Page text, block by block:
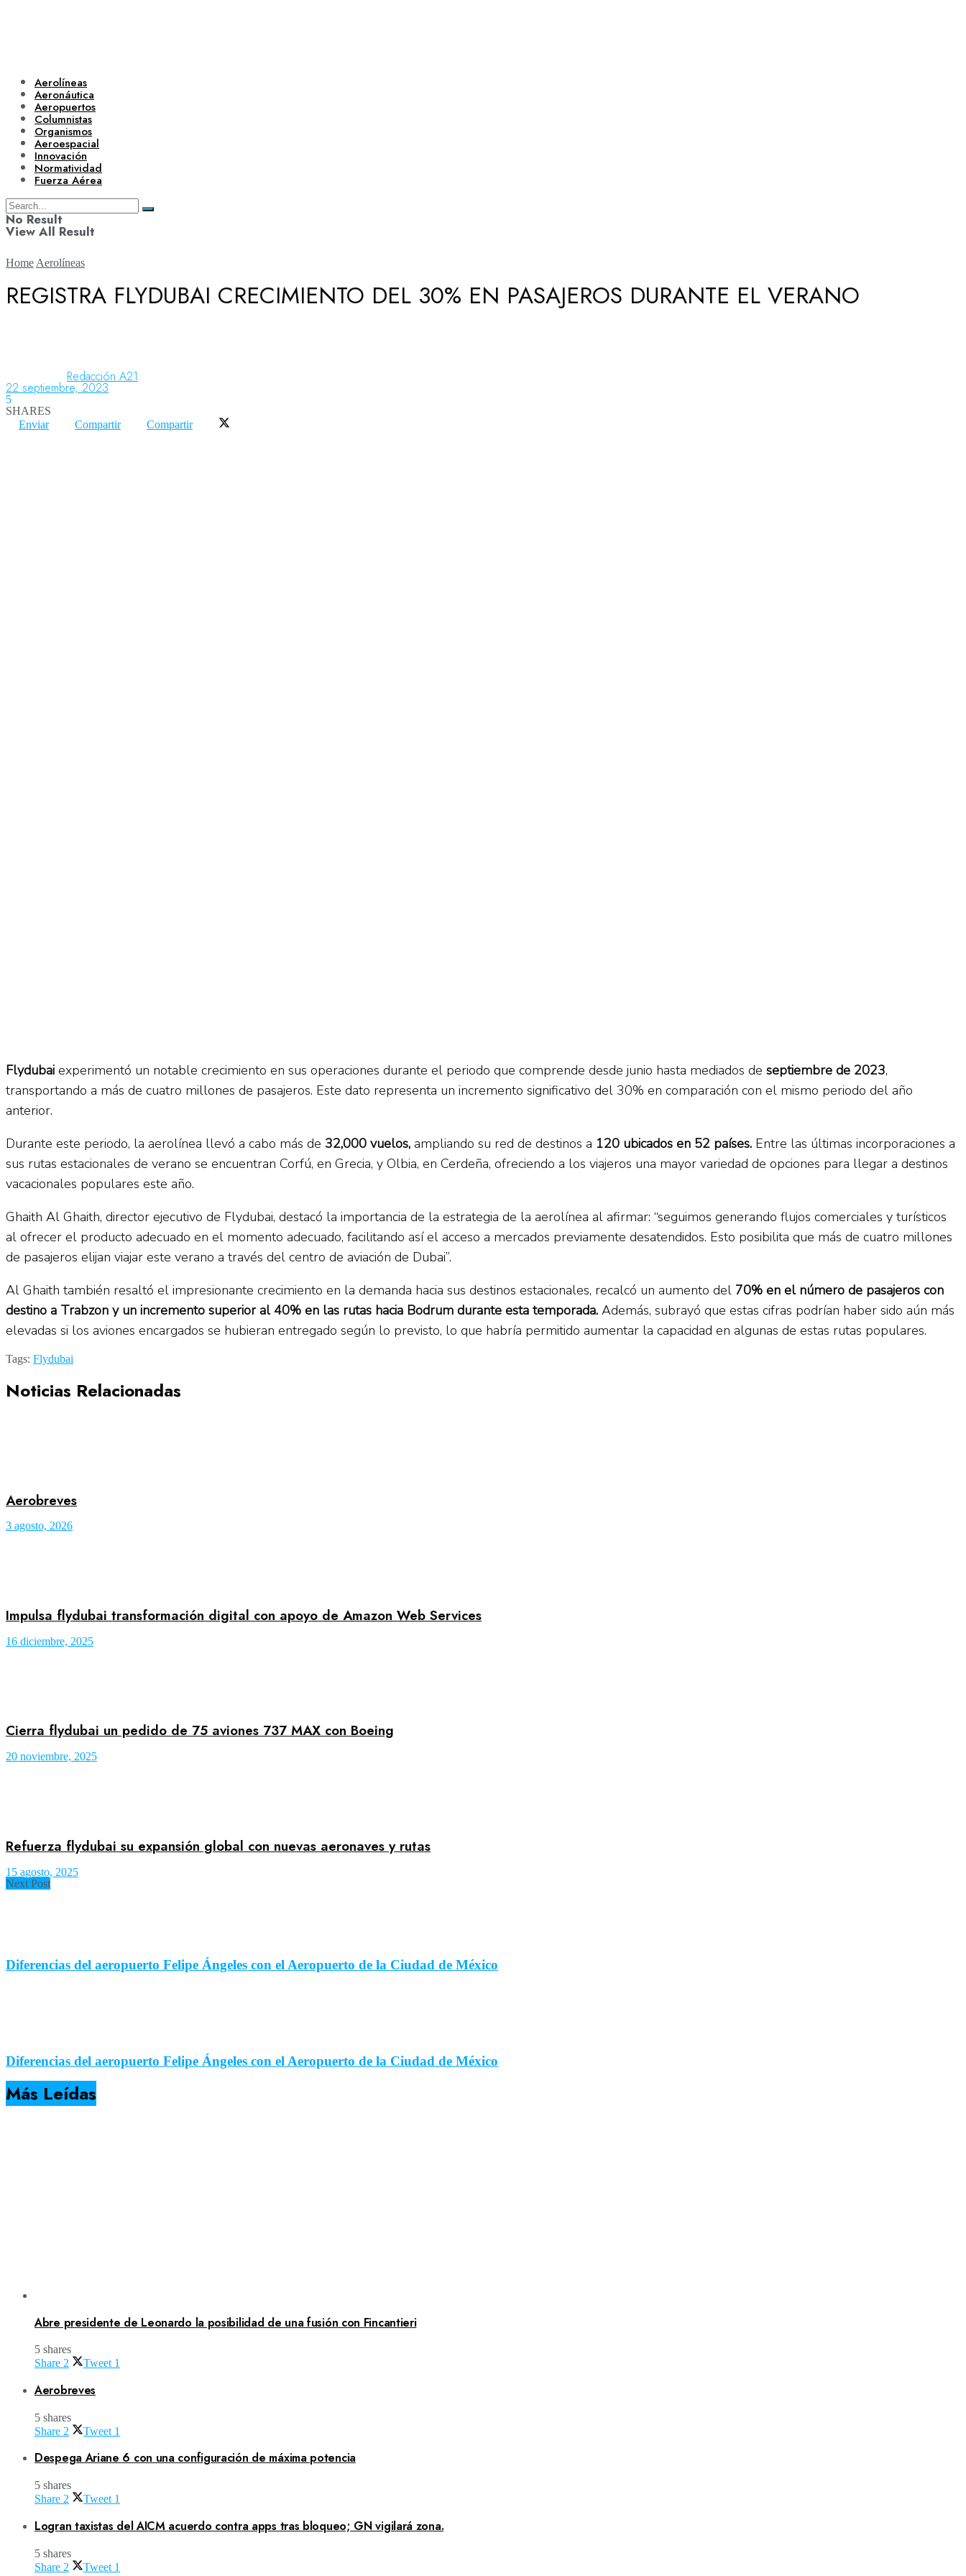
Aerolíneas
Aeronáutica
Aeropuertos
Columnistas
Organismos
Aeroespacial
Innovación
Normatividad
Fuerza Aérea
No Result
View All Result
Aeronáutica
Aeropuertos
Home Aerolíneas
REGISTRA FLYDUBAI CRECIMIENTO DEL 30% EN PASAJEROS DURANTE EL VERANO
Redacción A21
22 septiembre, 2023
5
SHARES
Enviar
Compartir Compartir
Flydubai experimentó un notable crecimiento en sus operaciones durante el periodo que comprende desde junio hasta mediados de septiembre de 2023,
transportando a más de cuatro millones de pasajeros. Este dato representa un incremento significativo del 30% en comparación con el mismo periodo del año
anterior.
Durante este periodo, la aerolínea llevó a cabo más de 32,000 vuelos, ampliando su red de destinos a 120 ubicados en 52 países. Entre las últimas incorporaciones a
sus rutas estacionales de verano se encuentran Corfú, en Grecia, y Olbia, en Cerdeña, ofreciendo a los viajeros una mayor variedad de opciones para llegar a destinos
vacacionales populares este año.
Ghaith Al Ghaith, director ejecutivo de Flydubai, destacó la importancia de la estrategia de la aerolínea al afirmar: “seguimos generando flujos comerciales y turísticos
al ofrecer el producto adecuado en el momento adecuado, facilitando así el acceso a mercados previamente desatendidos. Esto posibilita que más de cuatro millones
de pasajeros elijan viajar este verano a través del centro de aviación de Dubai”.
Al Ghaith también resaltó el impresionante crecimiento en la demanda hacia sus destinos estacionales, recalcó un aumento del 70% en el número de pasajeros con
destino a Trabzon y un incremento superior al 40% en las rutas hacia Bodrum durante esta temporada. Además, subrayó que estas cifras podrían haber sido aún más
elevadas si los aviones encargados se hubieran entregado según lo previsto, lo que habría permitido aumentar la capacidad en algunas de estas rutas populares.
Tags: Flydubai
Noticias Relacionadas
Aerobreves
3 agosto, 2026
Impulsa flydubai transformación digital con apoyo de Amazon Web Services
16 diciembre, 2025
Cierra flydubai un pedido de 75 aviones 737 MAX con Boeing
20 noviembre, 2025
Refuerza flydubai su expansión global con nuevas aeronaves y rutas
15 agosto, 2025
Next Post
Diferencias del aeropuerto Felipe Ángeles con el Aeropuerto de la Ciudad de México
Diferencias del aeropuerto Felipe Ángeles con el Aeropuerto de la Ciudad de México
Más Leídas
Abre presidente de Leonardo la posibilidad de una fusión con Fincantieri
5 shares
Share 2 Tweet 1
Aerobreves
5 shares
Share 2 Tweet 1
Despega Ariane 6 con una configuración de máxima potencia
5 shares
Share 2 Tweet 1
Logran taxistas del AICM acuerdo contra apps tras bloqueo; GN vigilará zona.
5 shares
Share 2 Tweet 1